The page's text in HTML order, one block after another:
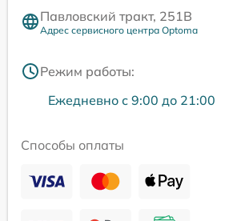
Павловский тракт, 251В
Адрес сервисного центра Optoma
Режим работы:
Ежедневно с 9:00 до 21:00
Способы оплаты